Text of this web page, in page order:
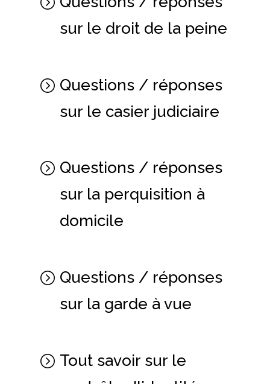
sur le droit de la peine
Questions / réponses
sur le casier judiciaire
Questions / réponses
sur la perquisition à
domicile
Questions / réponses
sur la garde à vue
Tout savoir sur le